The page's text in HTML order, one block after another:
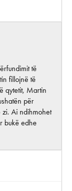
të
fillojnë të
qytetit, Martin
për
zi. Ai ndihmohet
bukë edhe